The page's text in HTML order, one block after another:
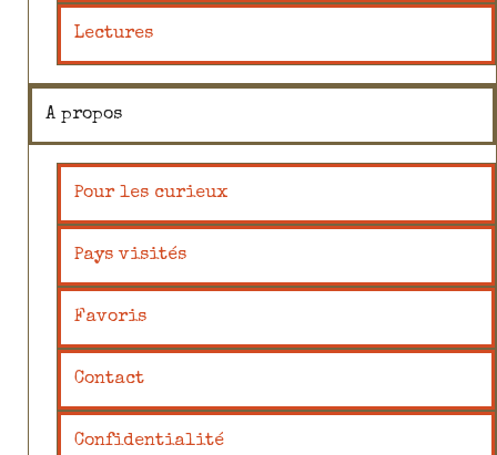
Lectures
A propos
Pour les curieux
Pays visités
Favoris
Contact
Confidentialité